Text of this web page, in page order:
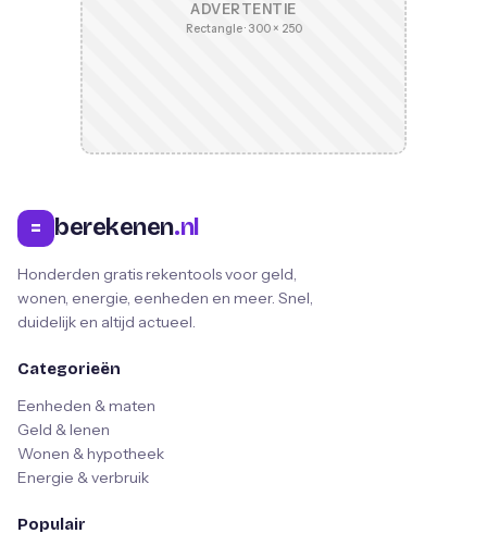
ADVERTENTIE
Rectangle · 300 × 250
= berekenen.nl
Honderden gratis rekentools voor geld,
wonen, energie, eenheden en meer. Snel,
duidelijk en altijd actueel.
Categorieën
Eenheden & maten
Geld & lenen
Wonen & hypotheek
Energie & verbruik
Populair